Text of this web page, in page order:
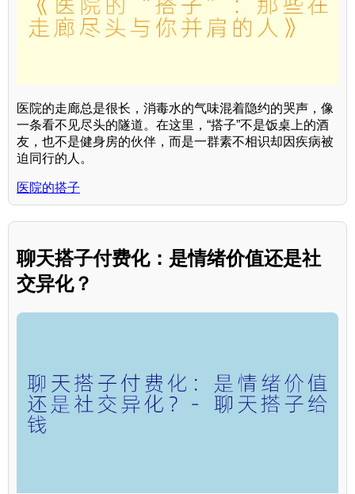
医院的走廊总是很长，消毒水的气味混着隐约的哭声，像
一条看不见尽头的隧道。在这里，“搭子”不是饭桌上的酒
友，也不是健身房的伙伴，而是一群素不相识却因疾病被
迫同行的人。
医院的搭子
聊天搭子付费化：是情绪价值还是社
交异化？